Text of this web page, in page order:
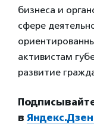
бизнеса и
сфере
активистам
развитие
в